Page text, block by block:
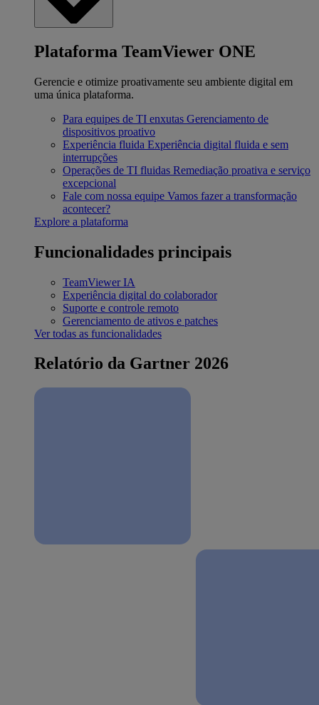
Plataforma TeamViewer ONE
Gerencie e otimize proativamente seu ambiente digital em
uma única plataforma.
Para equipes de TI enxutas Gerenciamento de
dispositivos proativo
Experiência fluida Experiência digital fluida e sem
interrupções
Operações de TI fluidas Remediação proativa e serviço
excepcional
Fale com nossa equipe Vamos fazer a transformação
acontecer?
Explore a plataforma
Funcionalidades principais
TeamViewer IA
Experiência digital do colaborador
Suporte e controle remoto
Gerenciamento de ativos e patches
Ver todas as funcionalidades
Relatório da Gartner 2026